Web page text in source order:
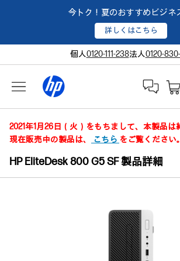
今トク！夏のおすすめビジネ
詳しくはこちら
個人0120-111-238法人0120-
2021年1月26日（火）をもちまして、本製品は
現在販売中の製品は、
こちら をご覧ください。
HP EliteDesk 800 G5 SF 製品詳細